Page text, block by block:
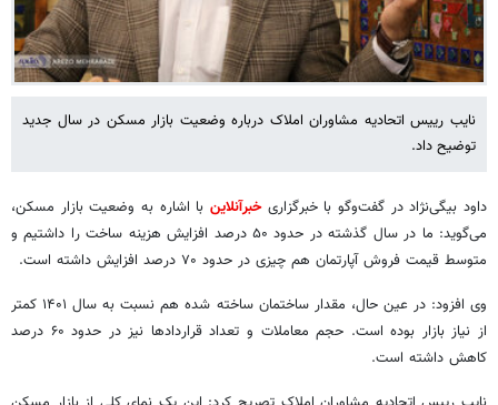
نایب رییس اتحادیه مشاوران املاک درباره وضعیت بازار مسکن در سال جدید
توضیح داد.
داود بیگی‌نژاد در گفت‌وگو با خبرگزاریخبرآنلاین با اشاره به وضعیت بازار مسکن،
می‌گوید: ما در سال گذشته در حدود ۵۰ درصد افزایش هزینه ساخت را داشتیم و
متوسط قیمت فروش آپارتمان هم چیزی در حدود ۷۰ درصد افزایش داشته است.
وی افزود: در عین حال، مقدار ساختمان ساخته شده هم نسبت به سال ۱۴۰۱ کمتر
از نیاز بازار بوده است. حجم معاملات و تعداد قراردادها نیز در حدود ۶۰ درصد
کاهش داشته است.